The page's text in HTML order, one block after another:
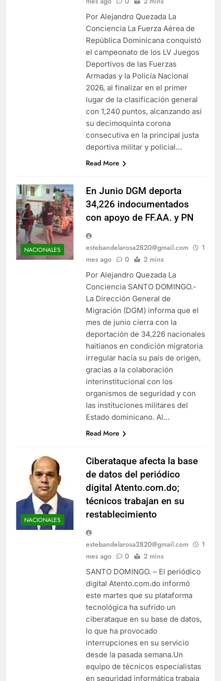
Por Alejandro Quezada La
Conciencia La Fuerza Aérea de
República Dominicana conquistó
el campeonato de los LV Juegos
Deportivos de las Fuerzas
Armadas y la Policía Nacional
2026, al finalizar en el primer
lugar de la clasificación general
con 1,240 puntos, alcanzando así
su decimoquinta corona
consecutiva en la principal justa
deportiva militar y policial…
Read More
NACIONALES
En Junio DGM deporta
34,226 indocumentados
con apoyo de FF.AA. y PN
estebandelarosa2820@gmail.com
1
mes ago
0 2 mins
Por Alejandro Quezada La
Conciencia SANTO DOMINGO.-
La Dirección General de
Migración (DGM) informa que el
mes de junio cierra con la
deportación de 34,226 nacionales
haitianos en condición migratoria
irregular hacia su país de origen,
gracias a la colaboración
interinstitucional con los
organismos de seguridad y con
las instituciones militares del
Estado dominicano. Al…
Read More
NACIONALES
Ciberataque afecta la base
de datos del periódico
digital Atento.com.do;
técnicos trabajan en su
restablecimiento
estebandelarosa2820@gmail.com
1
mes ago
0 2 mins
SANTO DOMINGO. – El periódico
digital Atento.com.do informó
este martes que su plataforma
tecnológica ha sufrido un
ciberataque en su base de datos,
lo que ha provocado
interrupciones en su servicio
desde la pasada semana.Un
equipo de técnicos especialistas
en seguridad informática trabaja